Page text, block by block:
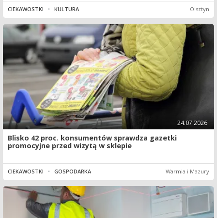
CIEKAWOSTKI • KULTURA Olsztyn
24.07.2026
Blisko 42 proc. konsumentów sprawdza gazetki
promocyjne przed wizytą w sklepie
CIEKAWOSTKI • GOSPODARKA Warmia i Mazury